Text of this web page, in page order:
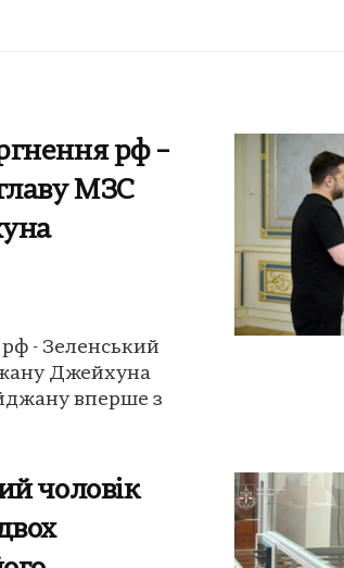
рф –
МЗС
- Зеленський
Джейхуна
вперше з
чоловік